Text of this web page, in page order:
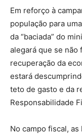
Em reforço à
população para
da “baciada” do
alegará que se não
recuperação da
estará
teto de gasto e da
Responsabilidade
No campo fiscal,